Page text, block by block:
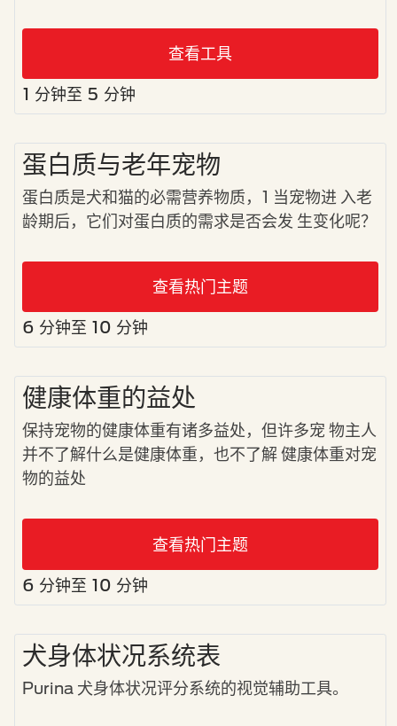
查看工具
1 分钟至 5 分钟
蛋白质与老年宠物
蛋白质是犬和猫的必需营养物质，1 当宠物进 入老
龄期后，它们对蛋白质的需求是否会发 生变化呢？
查看热门主题
6 分钟至 10 分钟
健康体重的益处
保持宠物的健康体重有诸多益处，但许多宠 物主人
并不了解什么是健康体重，也不了解 健康体重对宠
物的益处
查看热门主题
6 分钟至 10 分钟
犬身体状况系统表
Purina 犬身体状况评分系统的视觉辅助工具。